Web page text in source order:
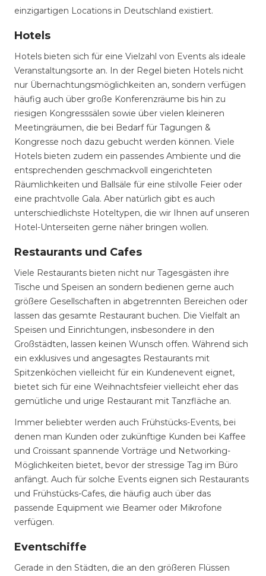
einzigartigen Locations in Deutschland existiert.
Hotels
Hotels bieten sich für eine Vielzahl von Events als ideale
Veranstaltungsorte an. In der Regel bieten Hotels nicht
nur Übernachtungsmöglichkeiten an, sondern verfügen
häufig auch über große Konferenzräume bis hin zu
riesigen Kongresssälen sowie über vielen kleineren
Meetingräumen, die bei Bedarf für Tagungen &
Kongresse noch dazu gebucht werden können. Viele
Hotels bieten zudem ein passendes Ambiente und die
entsprechenden geschmackvoll eingerichteten
Räumlichkeiten und Ballsäle für eine stilvolle Feier oder
eine prachtvolle Gala. Aber natürlich gibt es auch
unterschiedlichste Hoteltypen, die wir Ihnen auf unseren
Hotel-Unterseiten gerne näher bringen wollen.
Restaurants und Cafes
Viele Restaurants bieten nicht nur Tagesgästen ihre
Tische und Speisen an sondern bedienen gerne auch
größere Gesellschaften in abgetrennten Bereichen oder
lassen das gesamte Restaurant buchen. Die Vielfalt an
Speisen und Einrichtungen, insbesondere in den
Großstädten, lassen keinen Wunsch offen. Während sich
ein exklusives und angesagtes Restaurants mit
Spitzenköchen vielleicht für ein Kundenevent eignet,
bietet sich für eine Weihnachtsfeier vielleicht eher das
gemütliche und urige Restaurant mit Tanzfläche an.
Immer beliebter werden auch Frühstücks-Events, bei
denen man Kunden oder zukünftige Kunden bei Kaffee
und Croissant spannende Vorträge und Networking-
Möglichkeiten bietet, bevor der stressige Tag im Büro
anfängt. Auch für solche Events eignen sich Restaurants
und Frühstücks-Cafes, die häufig auch über das
passende Equipment wie Beamer oder Mikrofone
verfügen.
Eventschiffe
Gerade in den Städten, die an den größeren Flüssen